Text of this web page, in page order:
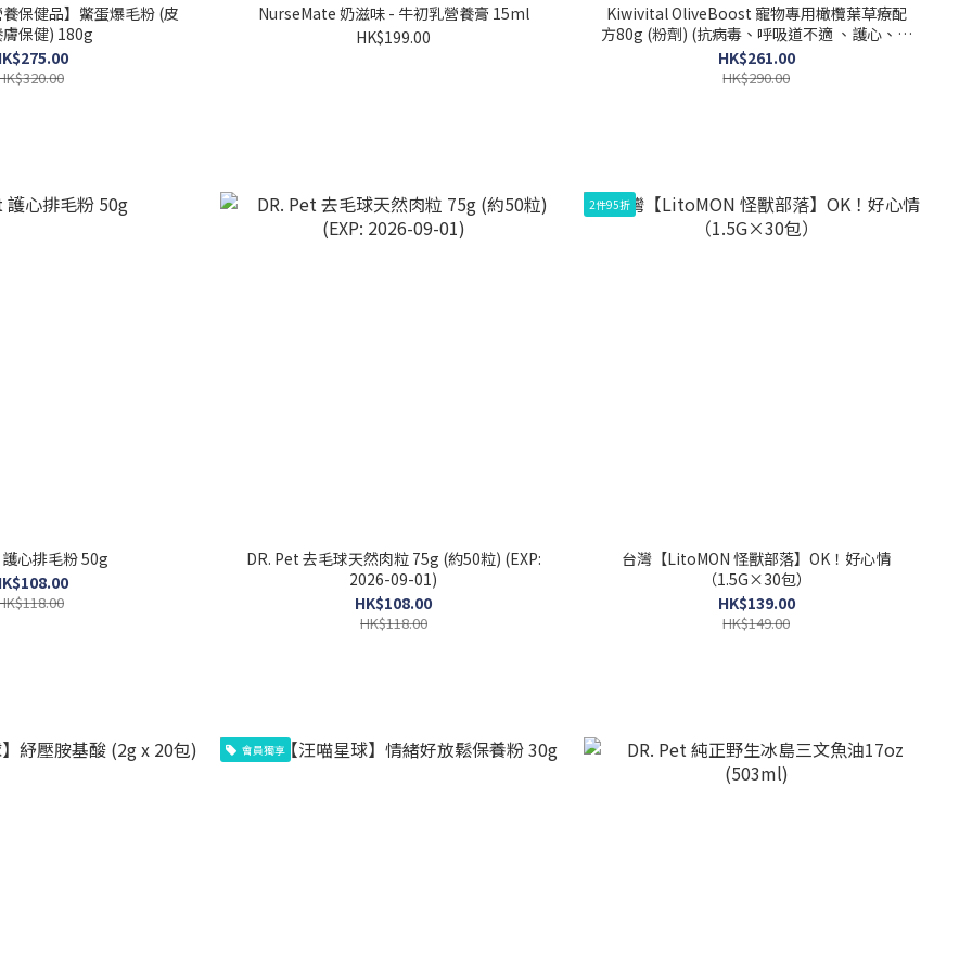
保健品】鱉蛋爆毛粉 (皮
保健) 180g
NurseMate 奶滋味 - 牛初乳營養膏 15ml
HK$199.00
Kiwivital OliveBoost 寵物專用橄欖葉草療配
方80g (粉劑) (抗病毒、呼吸道不適 、護心、抗
三高、穩定血糖)
HK$261.00
HK$290.00
心排毛粉 50g
DR. Pet 去毛球天然肉粒 75g (約50粒) (EXP:
2026-09-01)
HK$108.00
HK$118.00
2件95折
台灣【LitoMON 怪獸部落】OK！好心情
（1.5G×30包）
HK$139.00
HK$149.00
會員獨享